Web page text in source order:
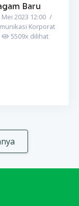
Baru
Mei 2023 12:00 /
Korporat
5509x dilihat